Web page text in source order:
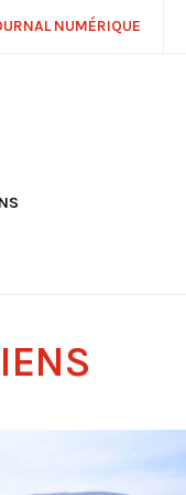
NUMÉRIQUE